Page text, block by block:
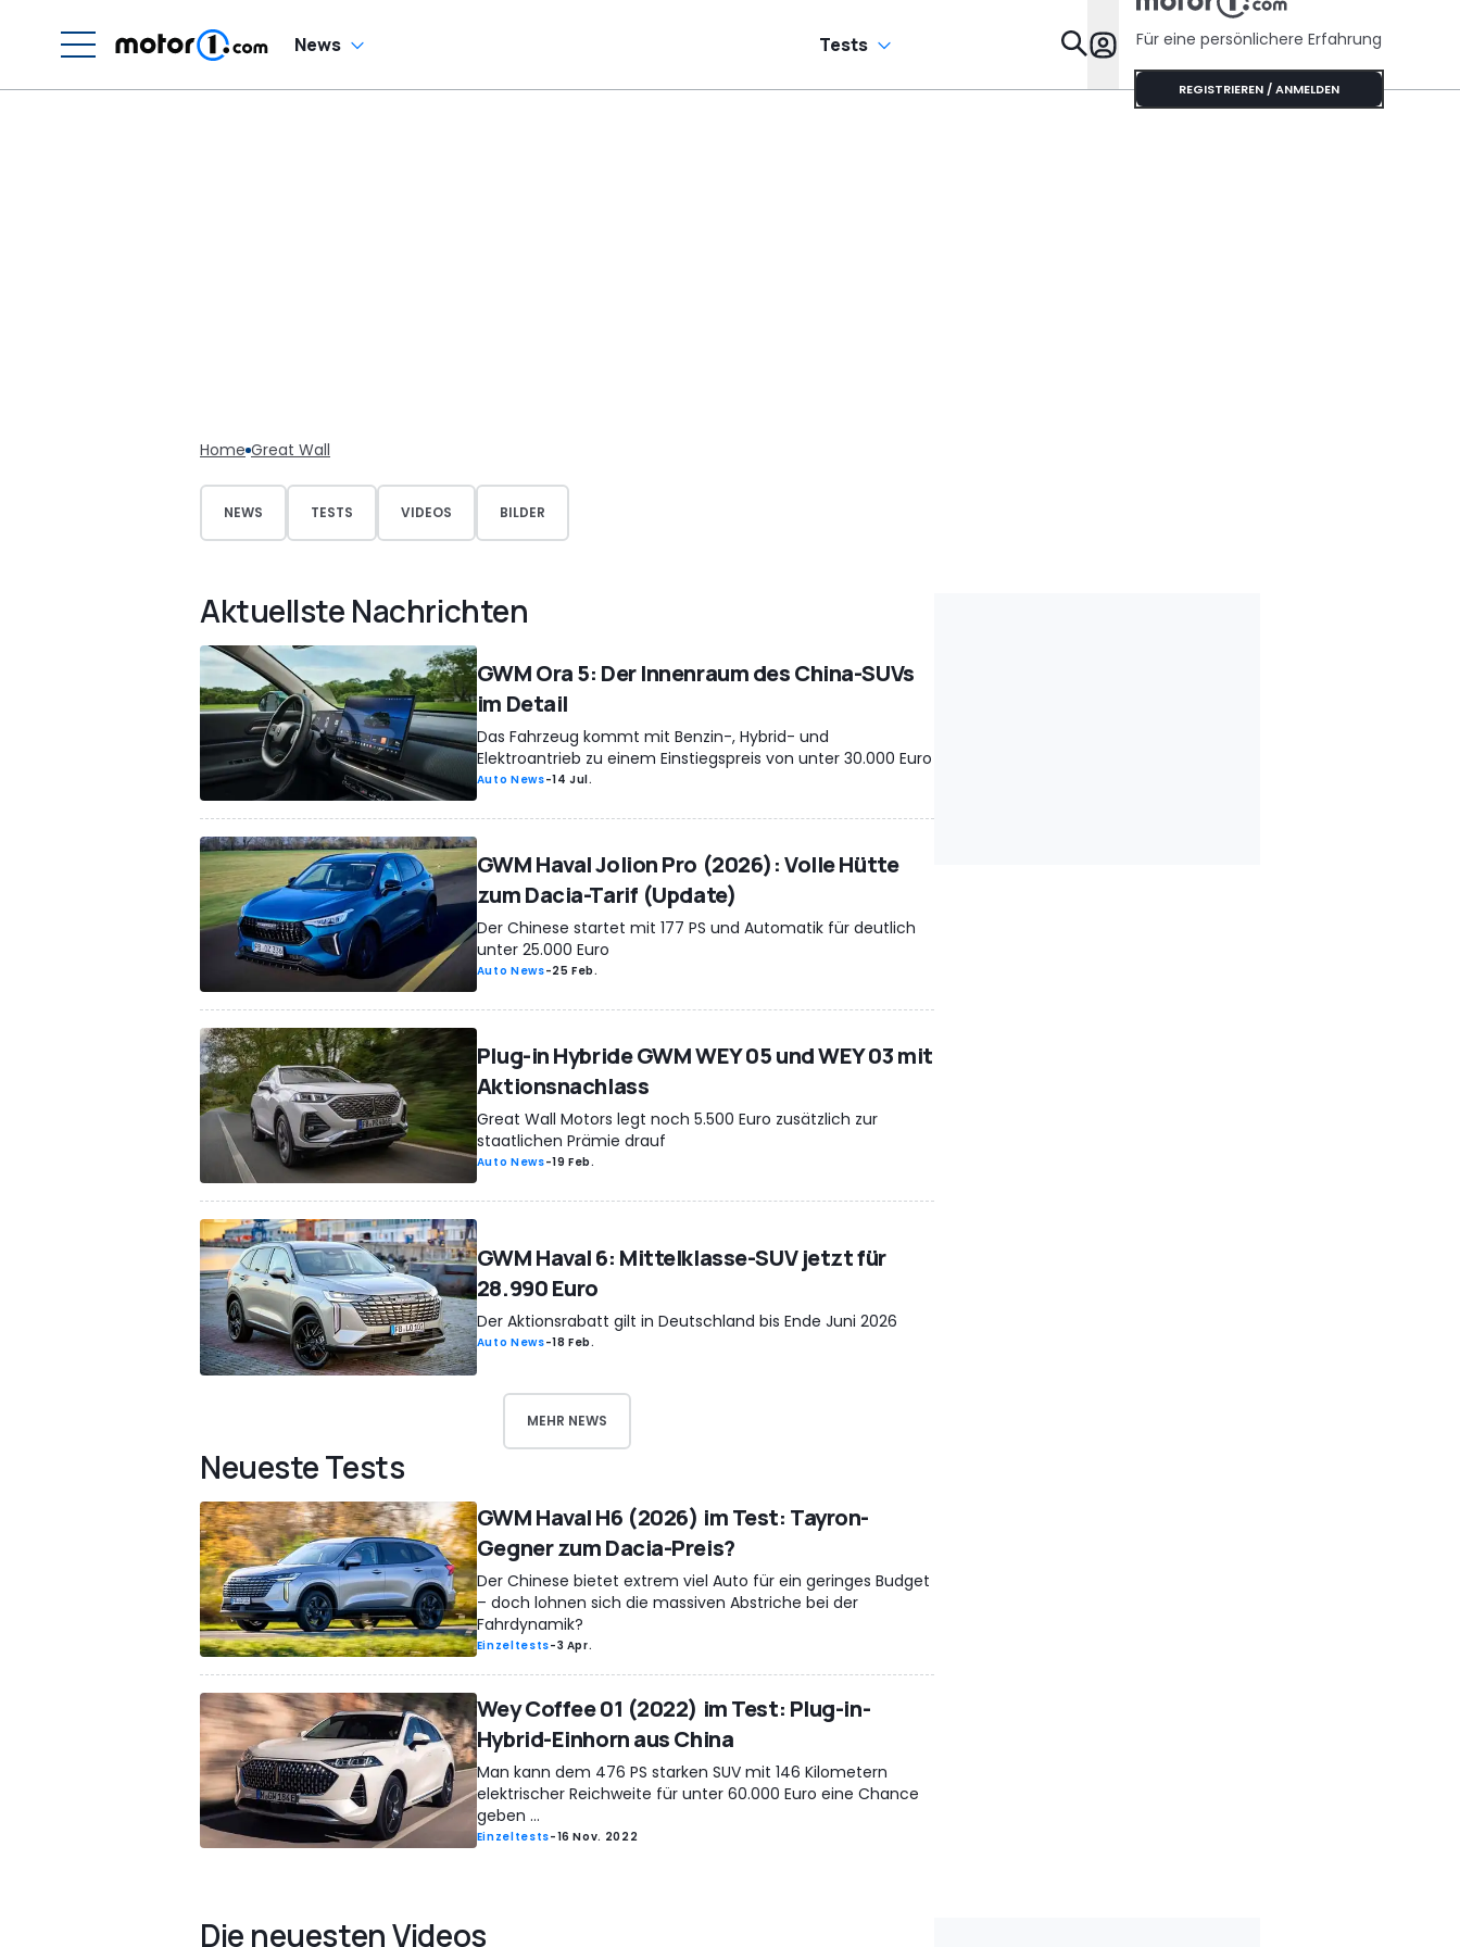
News Tests Specials
Für eine persönlichere Erfahrung
REGISTRIEREN / ANMELDEN
Home Great Wall
NEWS TESTS VIDEOS BILDER
Aktuellste Nachrichten
GWM Ora 5: Der Innenraum des China-SUVs
im Detail
Das Fahrzeug kommt mit Benzin-, Hybrid- und
Elektroantrieb zu einem Einstiegspreis von unter 30.000 Euro
Auto News-14 Jul.
GWM Haval Jolion Pro (2026): Volle Hütte
zum Dacia-Tarif (Update)
Der Chinese startet mit 177 PS und Automatik für deutlich
unter 25.000 Euro
Auto News-25 Feb.
Plug-in Hybride GWM WEY 05 und WEY 03 mit
Aktionsnachlass
Great Wall Motors legt noch 5.500 Euro zusätzlich zur
staatlichen Prämie drauf
Auto News-19 Feb.
GWM Haval 6: Mittelklasse-SUV jetzt für
28.990 Euro
Der Aktionsrabatt gilt in Deutschland bis Ende Juni 2026
Auto News-18 Feb.
MEHR NEWS
Neueste Tests
GWM Haval H6 (2026) im Test: Tayron-
Gegner zum Dacia-Preis?
Der Chinese bietet extrem viel Auto für ein geringes Budget
– doch lohnen sich die massiven Abstriche bei der
Fahrdynamik?
Einzeltests-3 Apr.
Wey Coffee 01 (2022) im Test: Plug-in-
Hybrid-Einhorn aus China
Man kann dem 476 PS starken SUV mit 146 Kilometern
elektrischer Reichweite für unter 60.000 Euro eine Chance
geben ...
Einzeltests-16 Nov. 2022
Die neuesten Videos